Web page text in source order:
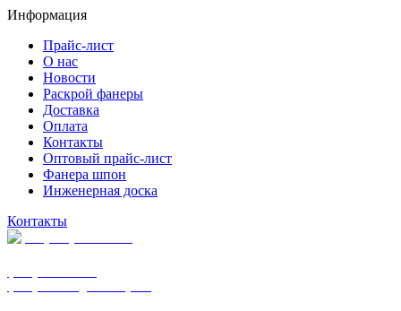
Информация
Прайс-лист
О нас
Новости
Раскрой фанеры
Доставка
Оплата
Контакты
Оптовый прайс-лист
Фанера шпон
Инженерная доска
Контакты